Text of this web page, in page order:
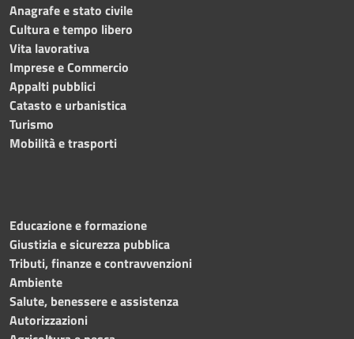
Anagrafe e stato civile
Cultura e tempo libero
Vita lavorativa
Imprese e Commercio
Appalti pubblici
Catasto e urbanistica
Turismo
Mobilità e trasporti
Educazione e formazione
Giustizia e sicurezza pubblica
Tributi, finanze e contravvenzioni
Ambiente
Salute, benessere e assistenza
Autorizzazioni